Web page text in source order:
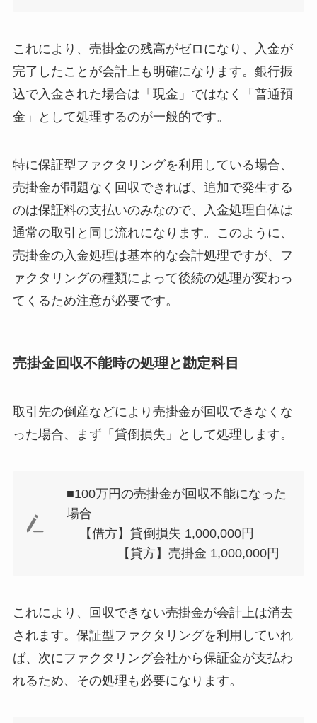
これにより、売掛金の残高がゼロになり、入金が
完了したことが会計上も明確になります。銀行振
込で入金された場合は「現金」ではなく「普通預
金」として処理するのが一般的です。
特に保証型ファクタリングを利用している場合、
売掛金が問題なく回収できれば、追加で発生する
のは保証料の支払いのみなので、入金処理自体は
通常の取引と同じ流れになります。このように、
売掛金の入金処理は基本的な会計処理ですが、フ
ァクタリングの種類によって後続の処理が変わっ
てくるため注意が必要です。
売掛金回収不能時の処理と勘定科目
取引先の倒産などにより売掛金が回収できなくな
った場合、まず「貸倒損失」として処理します。
■100万円の売掛金が回収不能になった
場合
【借方】貸倒損失 1,000,000円
【貸方】売掛金 1,000,000円
これにより、回収できない売掛金が会計上は消去
されます。保証型ファクタリングを利用していれ
ば、次にファクタリング会社から保証金が支払わ
れるため、その処理も必要になります。